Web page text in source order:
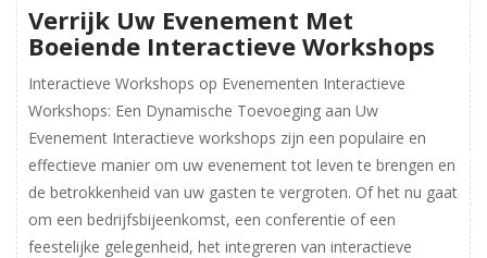
Verrijk Uw Evenement Met
Boeiende Interactieve Workshops
Interactieve Workshops op Evenementen Interactieve
Workshops: Een Dynamische Toevoeging aan Uw
Evenement Interactieve workshops zijn een populaire en
effectieve manier om uw evenement tot leven te brengen en
de betrokkenheid van uw gasten te vergroten. Of het nu gaat
om een bedrijfsbijeenkomst, een conferentie of een
feestelijke gelegenheid, het integreren van interactieve